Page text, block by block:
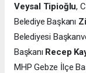
Veysal Tipioğlu,
Belediye Başkanı
Belediyesi
Başkanı Recep
MHP Gebze İlçe